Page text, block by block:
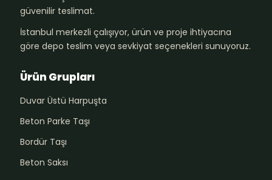
güvenilir teslimat.
İstanbul merkezli çalışıyor, ürün ve proje ihtiyacına
göre depo teslim veya sevkiyat seçenekleri sunuyoruz.
Ürün Grupları
Duvar Üstü Harpuşta
Beton Parke Taşı
Bordür Taşı
Beton Saksı